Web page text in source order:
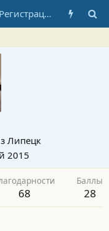
Регистрация
Липецк
2015
68
Баллы
28